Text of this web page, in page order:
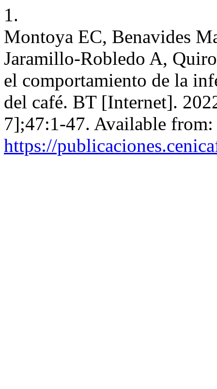
1.
Montoya EC, Benavides
Jaramillo-Robledo A,
el comportamiento de la
del café. BT [Internet].
7];47:1-47. Available from:
https://